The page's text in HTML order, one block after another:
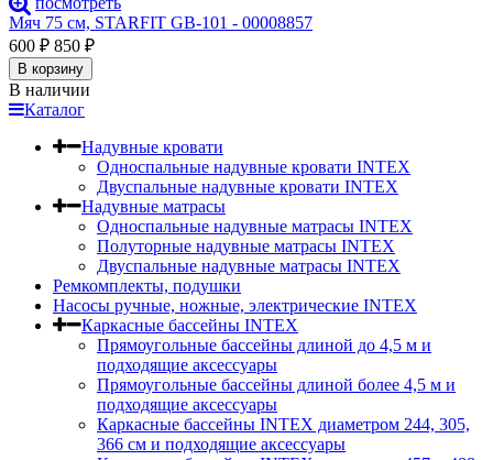
Мяч 75 см, STARFIT GB-101 - 00008857
600 ₽ 850 ₽
В корзину
В наличии
Каталог
Надувные кровати
Односпальные надувные кровати INTEX
Двуспальные надувные кровати INTEX
Надувные матрасы
Односпальные надувные матрасы INTEX
Полуторные надувные матрасы INTEX
Двуспальные надувные матрасы INTEX
Ремкомплекты, подушки
Насосы ручные, ножные, электрические INTEX
Каркасные бассейны INTEX
Прямоугольные бассейны длиной до 4,5 м и
подходящие аксессуары
Прямоугольные бассейны длиной более 4,5 м и
подходящие аксессуары
Каркасные бассейны INTEX диаметром 244, 305,
366 см и подходящие аксессуары